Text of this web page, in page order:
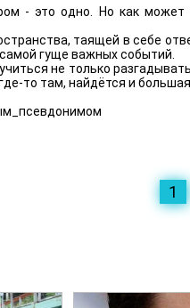
- это одно. Но как
таящей в себе
гуще важных событий.
не только
то там, найдётся и
1